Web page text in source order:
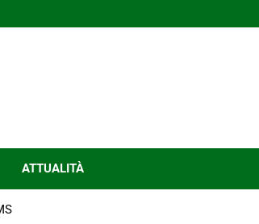
ATTUALITÀ